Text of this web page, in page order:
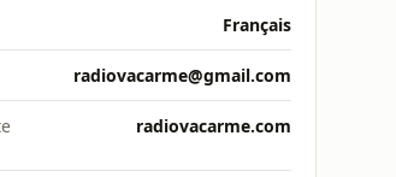
Français
radiovacarme@gmail.com
radiovacarme.com